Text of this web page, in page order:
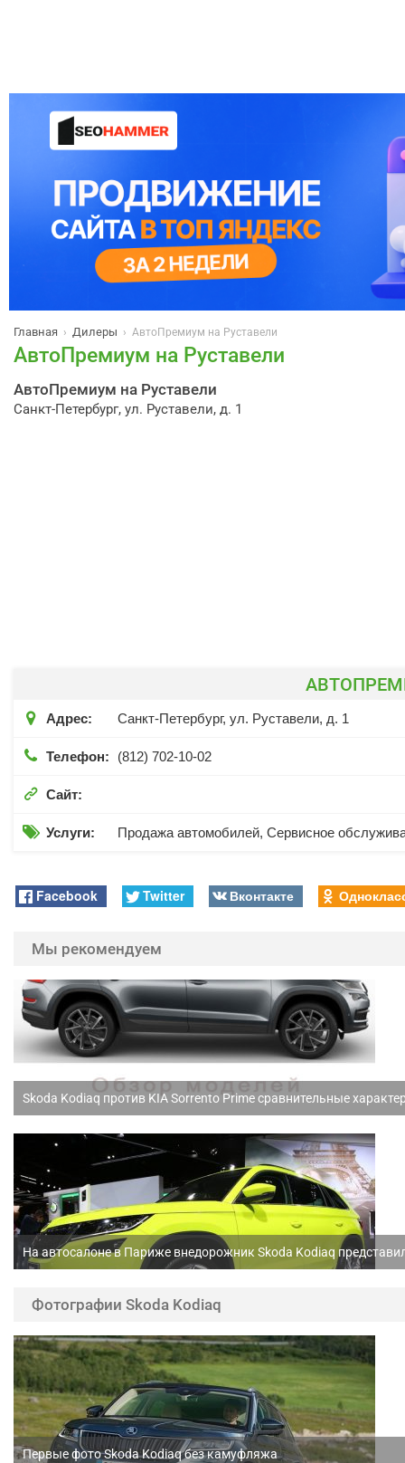
Главная › Дилеры › АвтоПремиум на Руставели
АвтоПремиум на Руставели
АвтоПремиум на Руставели
Санкт-Петербург, ул. Руставели, д. 1
 Адрес: Санкт-Петербург, ул. Руставели, д. 1
 Телефон: (812) 702-10-02
 Сайт:
 Услуги: Продажа автомобилей, Сервисное
Facebook Twitter Вконтакте
Мы рекомендуем
Skoda Kodiaq против KIA Sorrento Prime сравнительные
На автосалоне в Париже внедорожник Skoda Kodiaq
Фотографии Skoda Kodiaq
Первые фото Skoda Kodiaq без камуфляжа